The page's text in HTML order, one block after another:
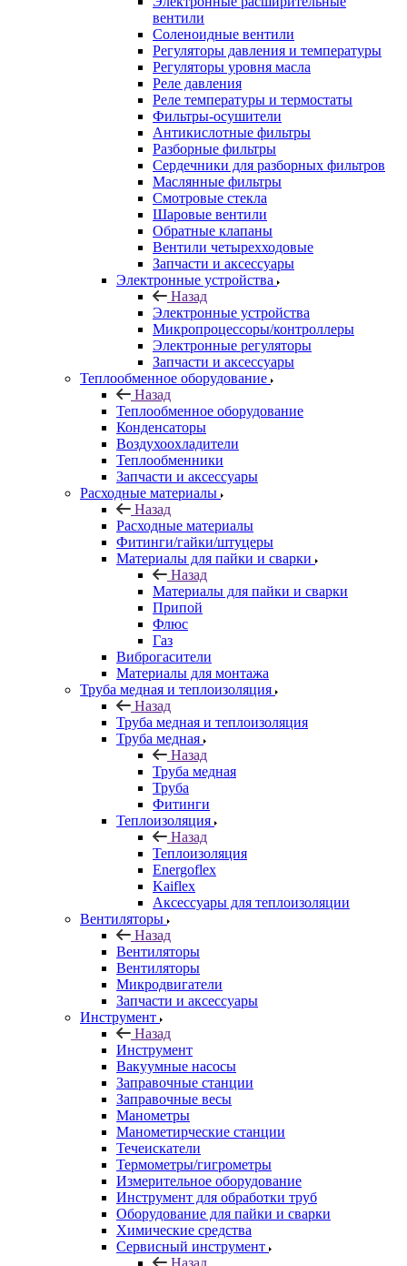
вентили
Соленоидные вентили
Регуляторы давления и температуры
Регуляторы уровня масла
Реле давления
Реле температуры и термостаты
Фильтры-осушители
Антикислотные фильтры
Разборные фильтры
Сердечники для разборных фильтров
Маслянные фильтры
Смотровые стекла
Шаровые вентили
Обратные клапаны
Вентили четырехходовые
Запчасти и аксессуары
Электронные устройства
Назад
Электронные устройства
Микропроцессоры/контроллеры
Электронные регуляторы
Запчасти и аксессуары
Теплообменное оборудование
Назад
Теплообменное оборудование
Конденсаторы
Воздухоохладители
Теплообменники
Запчасти и аксессуары
Расходные материалы
Назад
Расходные материалы
Фитинги/гайки/штуцеры
Материалы для пайки и сварки
Назад
Материалы для пайки и сварки
Припой
Флюс
Газ
Виброгасители
Материалы для монтажа
Труба медная и теплоизоляция
Назад
Труба медная и теплоизоляция
Труба медная
Назад
Труба медная
Труба
Фитинги
Теплоизоляция
Назад
Теплоизоляция
Energoflex
Kaiflex
Аксессуары для теплоизоляции
Вентиляторы
Назад
Вентиляторы
Вентиляторы
Микродвигатели
Запчасти и аксессуары
Инструмент
Назад
Инструмент
Вакуумные насосы
Заправочные станции
Заправочные весы
Манометры
Манометирческие станции
Течеискатели
Термометры/гигрометры
Измерительное оборудование
Инструмент для обработки труб
Оборудование для пайки и сварки
Химические средства
Сервисный инструмент
Назад